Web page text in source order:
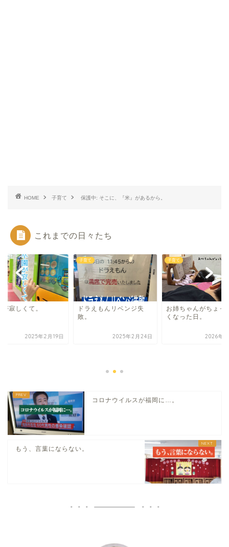
HOME 子育て 保護中: そこに、『米』があるから。
これまでの日々たち
が寂しくて。
2025年2月19日
子育て
ドラえもんリベンジ失
敗。
2025年2月24日
子育て
お姉ちゃんがちょっ
くなった日。
2026年7
コロナウイルスが福岡に…。
もう、言葉にならない。